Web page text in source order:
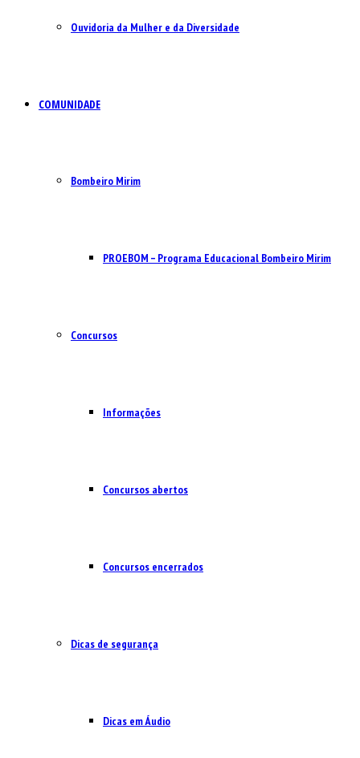
Ouvidoria da Mulher e da Diversidade
COMUNIDADE
Bombeiro Mirim
PROEBOM – Programa Educacional Bombeiro Mirim
Concursos
Informações
Concursos abertos
Concursos encerrados
Dicas de segurança
Dicas em Áudio